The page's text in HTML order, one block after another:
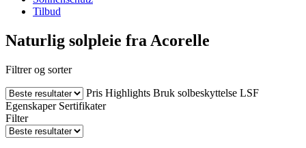
Tilbud
Naturlig solpleie fra Acorelle
Filtrer og sorter
Pris Highlights Bruk solbeskyttelse LSF
Egenskaper Sertifikater
Filter